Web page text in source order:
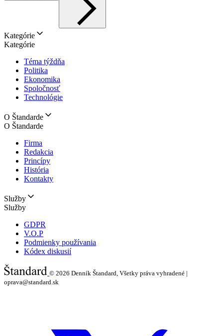
Kategórie
Kategórie
Téma týždňa
Politika
Ekonomika
Spoločnosť
Technológie
O Štandarde
O Štandarde
Firma
Redakcia
Princípy
História
Kontakty
Služby
Služby
GDPR
V.O.P
Podmienky používania
Kódex diskusií
© 2026 Denník Štandard, Všetky práva vyhradené |
oprava@standard.sk